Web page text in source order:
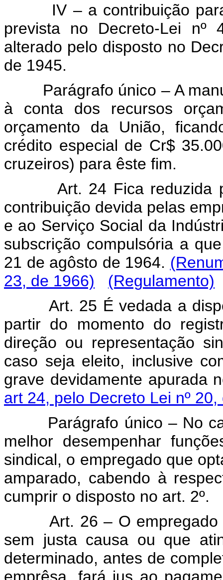
IV – a contribuição para
prevista no Decreto-Lei
alterado pelo disposto no
de 1945.
Parágrafo único – A
à conta dos recursos
orçamento da União,
crédito especial de Cr$
cruzeiros) para êste fim.
Art. 24 Fica reduzida
contribuição devida pelas
e ao Serviço Social da
subscrição compulsória a
21 de agôsto de 1964.
23, de 1966)
(Regulamento)
Art. 25 É vedada a
partir do momento do
direção ou representação
caso seja eleito, inclusive
grave devidamente apurada
art 24, pelo Decreto Lei nº
Parágrafo único – No
melhor desempenhar
sindical, o empregado que
amparado, cabendo à
cumprir o disposto no art. 2º.
Art. 26 – O empregado
sem justa causa ou que
determinado, antes de